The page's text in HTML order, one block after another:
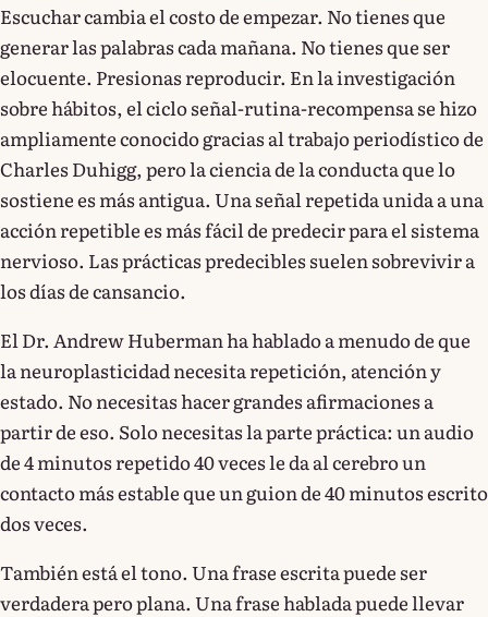
Escuchar cambia el costo de empezar. No tienes que
generar las palabras cada mañana. No tienes que ser
elocuente. Presionas reproducir. En la investigación
sobre hábitos, el ciclo señal-rutina-recompensa se hizo
ampliamente conocido gracias al trabajo periodístico de
Charles Duhigg, pero la ciencia de la conducta que lo
sostiene es más antigua. Una señal repetida unida a una
acción repetible es más fácil de predecir para el sistema
nervioso. Las prácticas predecibles suelen sobrevivir a
los días de cansancio.
El Dr. Andrew Huberman ha hablado a menudo de que
la neuroplasticidad necesita repetición, atención y
estado. No necesitas hacer grandes afirmaciones a
partir de eso. Solo necesitas la parte práctica: un audio
de 4 minutos repetido 40 veces le da al cerebro un
contacto más estable que un guion de 40 minutos escrito
dos veces.
También está el tono. Una frase escrita puede ser
verdadera pero plana. Una frase hablada puede llevar